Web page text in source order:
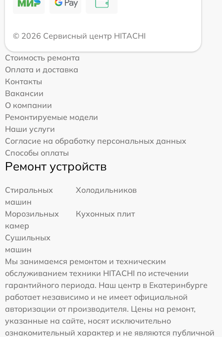
© 2026 Сервисный центр HITACHI
Стоимость ремонта
Оплата и доставка
Контакты
Вакансии
О компании
Ремонтируемые модели
Наши услуги
Согласие на обработку персональных данных
Способы оплаты
Ремонт устройств
Стиральных
машин
Холодильников
Морозильных
камер
Кухонных плит
Сушильных
машин
Мы занимаемся ремонтом и техническим
обслуживанием техники HITACHI по истечении
гарантийного периода. Наш центр в Екатеринбурге
работает независимо и не имеет официальной
авторизации от производителя. Цены на ремонт,
указанные на сайте, носят исключительно
ознакомительный характер и не являются публичной